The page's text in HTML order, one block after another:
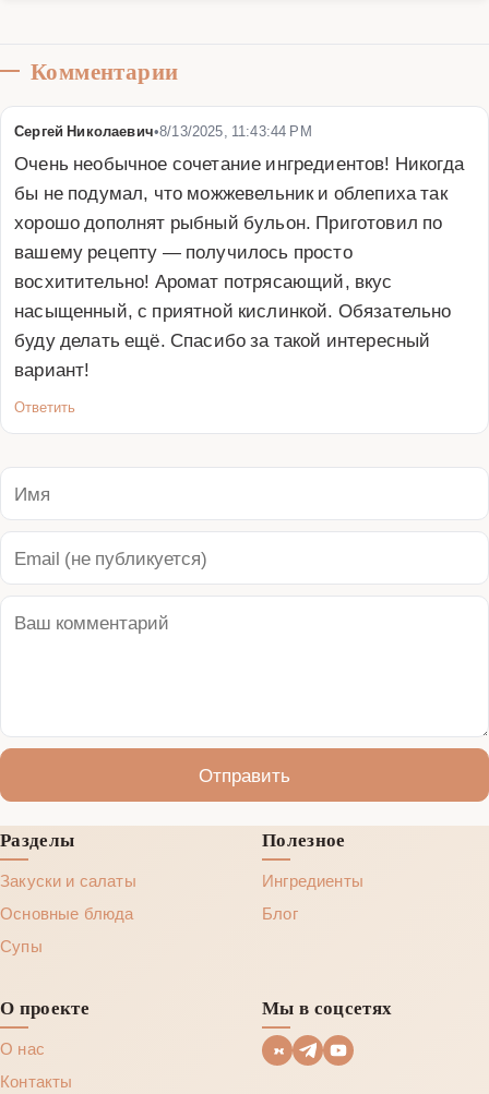
Комментарии
Сергей Николаевич•8/13/2025, 11:43:44 PM
Очень необычное сочетание ингредиентов! Никогда
бы не подумал, что можжевельник и облепиха так
хорошо дополнят рыбный бульон. Приготовил по
вашему рецепту — получилось просто
восхитительно! Аромат потрясающий, вкус
насыщенный, с приятной кислинкой. Обязательно
буду делать ещё. Спасибо за такой интересный
вариант!
Ответить
Отправить
Разделы
Закуски и салаты
Основные блюда
Супы
Полезное
Ингредиенты
Блог
О проекте
О нас
Контакты
Мы в соцсетях